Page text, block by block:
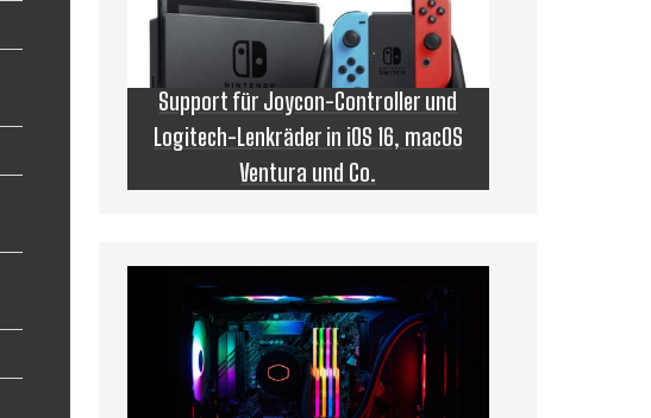
Support für Joycon-Controller und
Logitech-Lenkräder in iOS 16, macOS
Ventura und Co.